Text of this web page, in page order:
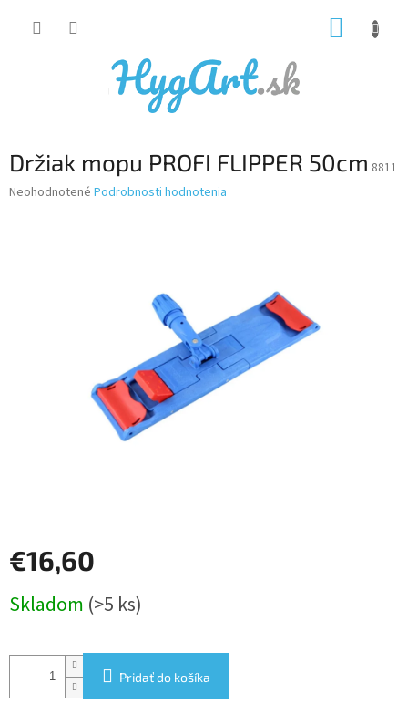
Držiak mopu PROFI FLIPPER 50cm 8811
Priemerné
Neohodnotené Podrobnosti hodnotenia
€16,60
cena:
Skladom (>5 ks)
Pridať do košíka